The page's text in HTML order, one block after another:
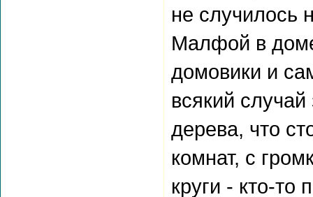
не случилось
Малфой в
домовики и
всякий
дерева, что
комнат, с
круги - кто-то